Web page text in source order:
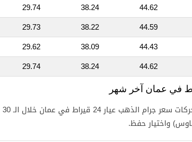
44.62
38.24
29.74
44.59
38.22
29.73
44.43
38.09
29.62
44.62
38.24
29.74
واختيار حفظ.